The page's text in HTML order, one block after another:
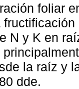
foliar
N y K en
la raíz y
dde.